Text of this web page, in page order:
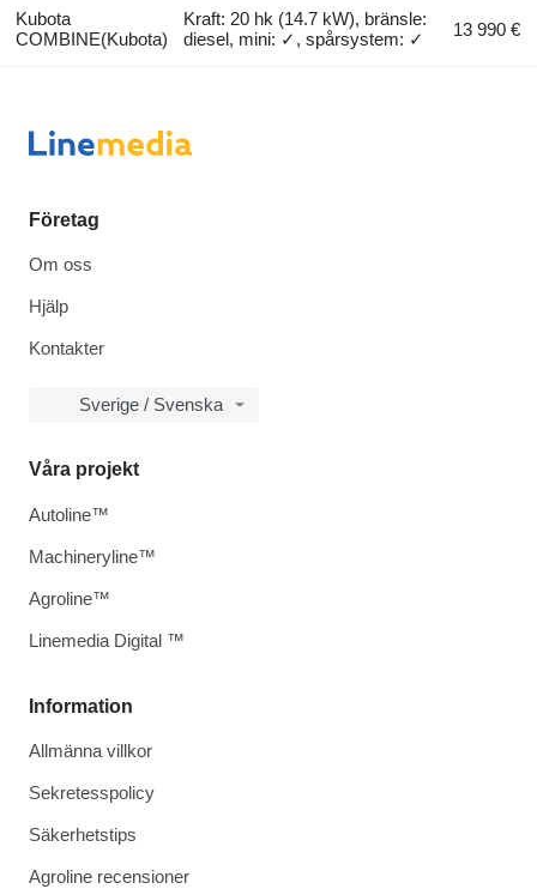
Kubota
COMBINE(Kubota)
Kraft: 20 hk (14.7 kW), bränsle:
diesel, mini: ✓, spårsystem: ✓
13 990 €
Företag
Om oss
Hjälp
Kontakter
Sverige / Svenska
Information
Allmänna villkor
Sekretesspolicy
Säkerhetstips
Agroline recensioner
Våra projekt
Autoline™
Machineryline™
Agroline™
Linemedia Digital ™